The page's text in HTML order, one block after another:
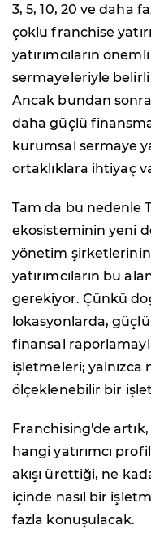
3, 5, 10, 20 ve daha
çoklu franchise
yatırımcıların
sermayeleriyle
Ancak bundan
daha güçlü
kurumsal sermaye
ortaklıklara ihtiyaç
Tam da bu nedenle
ekosisteminin yeni
yönetim
yatırımcıların bu
gerekiyor. Çünkü
lokasyonlarda, güçlü
finansal
işletmeleri;
ölçeklenebilir bir
Franchising'de
hangi yatırımcı
akışı ürettiği, ne
içinde nasıl bir
fazla konuşulacak.